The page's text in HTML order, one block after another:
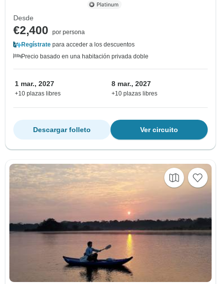
Desde
€2,400
por persona
Regístrate para acceder a los descuentos
Precio basado en una habitación privada doble
1 mar., 2027
+10 plazas libres
8 mar., 2027
+10 plazas libres
Ver circuito
Descargar folleto